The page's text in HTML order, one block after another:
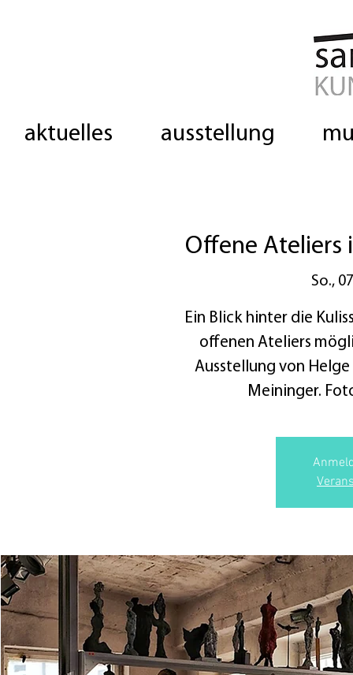
aktuelles ausstellung
Offene Ateliers
So.,
Ein Blick hinter die
offenen Ateliers
Ausstellung von
Meininger.